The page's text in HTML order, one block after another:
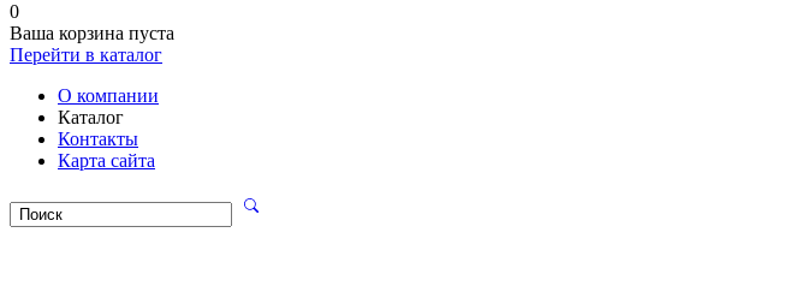
0
Ваша корзина пуста
Перейти в каталог
О компании
Каталог
Контакты
Карта сайта